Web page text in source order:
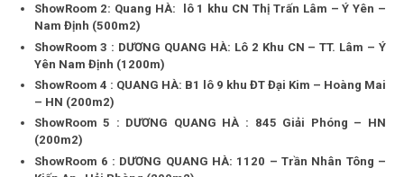
ShowRoom 2: Quang HÀ: lô 1 khu CN Thị Trấn Lâm – Ý Yên –
Nam Định (500m2)
ShowRoom 3 : DƯƠNG QUANG HÀ: Lô 2 Khu CN – TT. Lâm – Ý
Yên Nam Định (1200m)
ShowRoom 4 : QUANG HÀ: B1 lô 9 khu ĐT Đại Kim – Hoàng Mai
– HN (200m2)
ShowRoom 5 : DƯƠNG QUANG HÀ : 845 Giải Phóng – HN
(200m2)
ShowRoom 6 : DƯƠNG QUANG HÀ: 1120 – Trần Nhân Tông –